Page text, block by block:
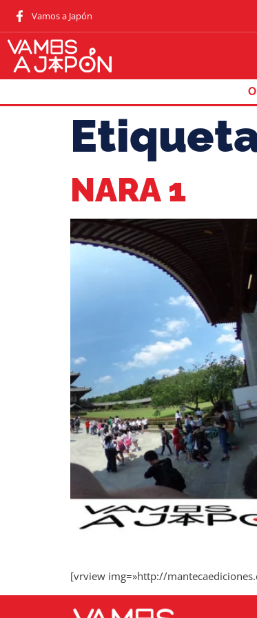
Vamos a Japón
NARA 1
[vrview img=»http://